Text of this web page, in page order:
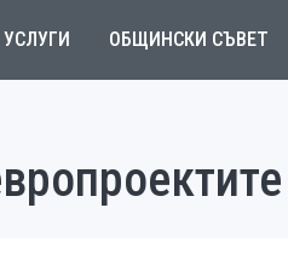
ОБЩИНСКИ СЪВЕТ